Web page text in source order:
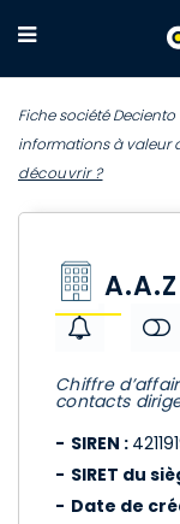
Fiche société
informations à valeur
découvrir ?
A.A.Z
Chiffre
contacts
SIREN :
SIRET du
Date de